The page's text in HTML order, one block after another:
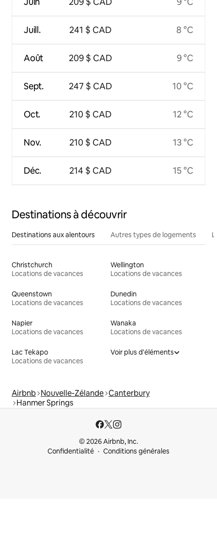
Juill.
Août
Sept.
Oct.
Nov.
Déc.
241 $ CAD
209 $ CAD
247 $ CAD
210 $ CAD
210 $ CAD
214 $ CAD
8 °C
9 °C
10 °C
12 °C
13 °C
15 °C
Destinations à découvrir
Destinations aux alentours Autres types de logements
Christchurch
Locations de vacances
Wellington
Locations de vacances
Queenstown
Locations de vacances
Dunedin
Locations de vacances
Napier
Locations de vacances
Wanaka
Locations de vacances
Lac Tekapo
Locations de vacances
Voir plus d'éléments
Airbnb Nouvelle-Zélande Canterbury
Hanmer Springs
© 2026 Airbnb, Inc.
Confidentialité
Conditions générales